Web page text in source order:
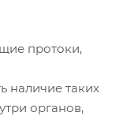
протоки,
наличие таких
органов,